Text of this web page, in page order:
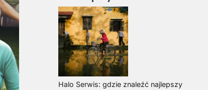
Halo Serwis: gdzie znaleźć najlepszy